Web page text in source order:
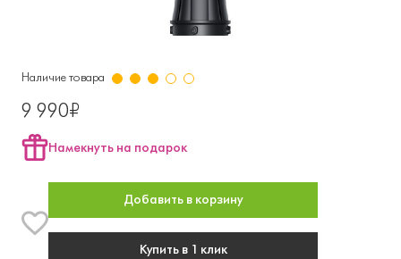
Наличие товара
9 990₽
Намекнуть на подарок
Добавить в корзину
Купить в 1 клик